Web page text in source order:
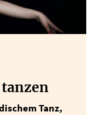
Tanz,